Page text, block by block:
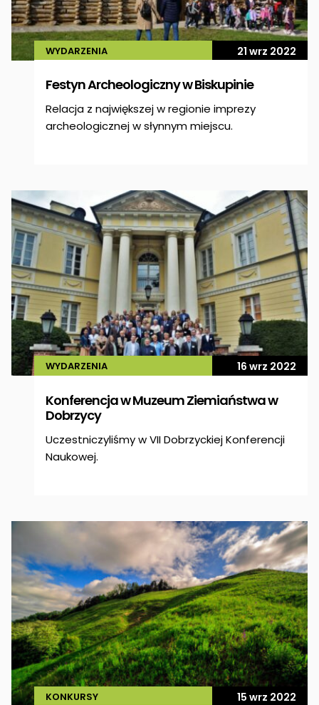
WYDARZENIA 21 wrz 2022
Festyn Archeologiczny w Biskupinie
Relacja z największej w regionie imprezy
archeologicznej w słynnym miejscu.
WYDARZENIA 16 wrz 2022
Konferencja w Muzeum Ziemiaństwa w
Dobrzycy
Uczestniczyliśmy w VII Dobrzyckiej Konferencji
Naukowej.
KONKURSY 15 wrz 2022